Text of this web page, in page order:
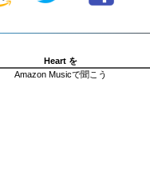
Heart を
Amazon Musicで聞こう